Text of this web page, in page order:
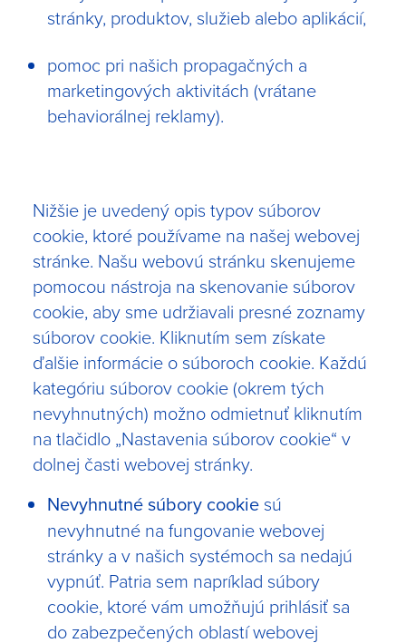
stránky, produktov, služieb alebo aplikácií,
pomoc pri našich propagačných a
marketingových aktivitách (vrátane
behaviorálnej reklamy).
Nižšie je uvedený opis typov súborov
cookie, ktoré používame na našej webovej
stránke. Našu webovú stránku skenujeme
pomocou nástroja na skenovanie súborov
cookie, aby sme udržiavali presné zoznamy
súborov cookie. Kliknutím sem získate
ďalšie informácie o súboroch cookie. Každú
kategóriu súborov cookie (okrem tých
nevyhnutných) možno odmietnuť kliknutím
na tlačidlo „Nastavenia súborov cookie“ v
dolnej časti webovej stránky.
Nevyhnutné súbory cookie sú
nevyhnutné na fungovanie webovej
stránky a v našich systémoch sa nedajú
vypnúť. Patria sem napríklad súbory
cookie, ktoré vám umožňujú prihlásiť sa
do zabezpečených oblastí webovej